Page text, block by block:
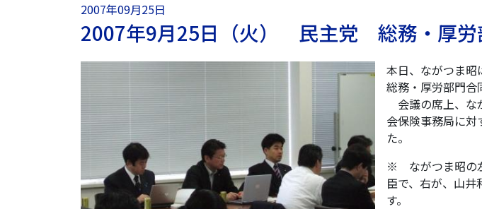
2007年09月25日
2007年9月25日（火） 民主党 総務・厚労
本日、ながつま昭
総務・厚労部門合
会議の席上、な
会保険事務局に対
た。
※ ながつま昭の
臣で、右が、山
す。